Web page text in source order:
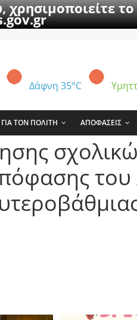
χρησιμοποιείτε
Δάφνη 35°C
ΓΙΑ ΤΟΝ ΠΟΛΙΤΗ ΑΠΟΦΑΣΕΙΣ
του